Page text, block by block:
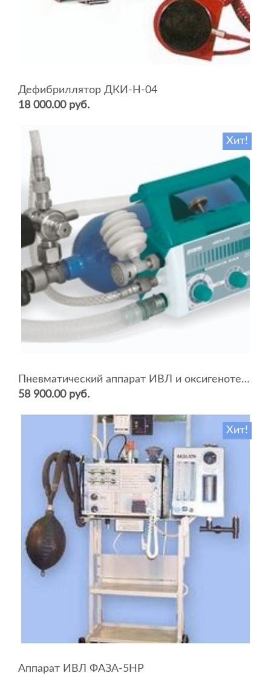
Дефибриллятор ДКИ-Н-04
18 000.00 руб.
Хит!
Пневматический аппарат ИВЛ и оксигенотерапии портативный АИВЛп-2/20-«ТМТ»
58 900.00 руб.
Хит!
Аппарат ИВЛ ФАЗА-5НР